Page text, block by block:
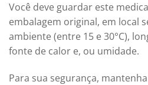
Você deve guardar este
embalagem original, em local
ambiente (entre 15 e 30°C),
fonte de calor e, ou umidade.
Para sua segurança,